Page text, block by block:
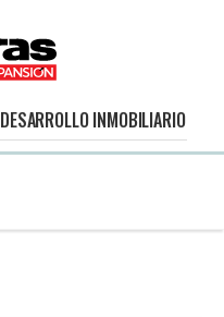
DESARROLLO INMOBILIARIO